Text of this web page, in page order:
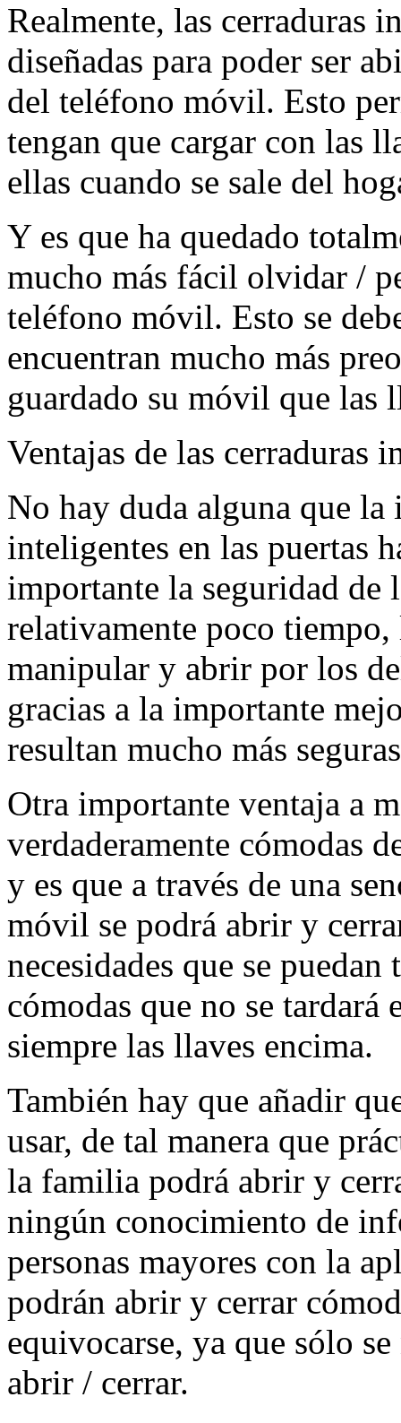
Realmente, las cerraduras
diseñadas para poder ser
del teléfono móvil. Esto
tengan que cargar con las
ellas cuando se sale del
Y es que ha quedado
mucho más fácil olvidar /
teléfono móvil. Esto se
encuentran mucho más
guardado su móvil que las
Ventajas de las cerraduras
No hay duda alguna que la
inteligentes en las puertas
importante la seguridad de
relativamente poco
manipular y abrir por los
gracias a la importante
resultan mucho más
Otra importante ventaja a
verdaderamente cómodas
y es que a través de una
móvil se podrá abrir y
necesidades que se
cómodas que no se
siempre las llaves encima.
También hay que añadir
usar, de tal manera que
la familia podrá abrir y
ningún conocimiento de
personas mayores con la
podrán abrir y cerrar
equivocarse, ya que sólo
abrir / cerrar.